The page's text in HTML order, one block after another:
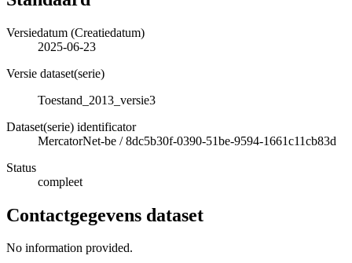
Versiedatum (Creatiedatum)
2025-06-23
Versie dataset(serie)
Toestand_2013_versie3
Dataset(serie) identificator
MercatorNet-be /8dc5b30f-0390-51be-9594-1661c11cb83d
Status
compleet
Contactgegevens dataset
No information provided.